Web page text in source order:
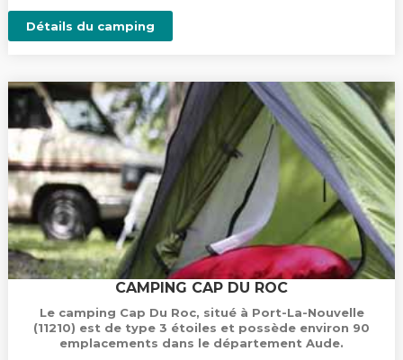
Détails du camping
CAMPING CAP DU ROC
Le camping Cap Du Roc, situé à Port-La-Nouvelle
(11210) est de type 3 étoiles et possède environ 90
emplacements dans le département Aude.